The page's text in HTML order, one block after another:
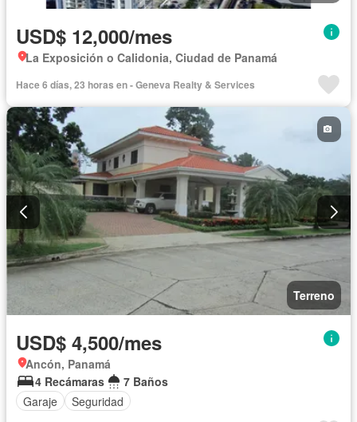
USD$ 12,000/mes
La Exposición o Calidonia, Ciudad de Panamá
Hace 6 días, 23 horas en - Geneva Realty & Services
Terreno
USD$ 4,500/mes
Ancón, Panamá
4 Recámaras
7 Baños
Garaje
Seguridad